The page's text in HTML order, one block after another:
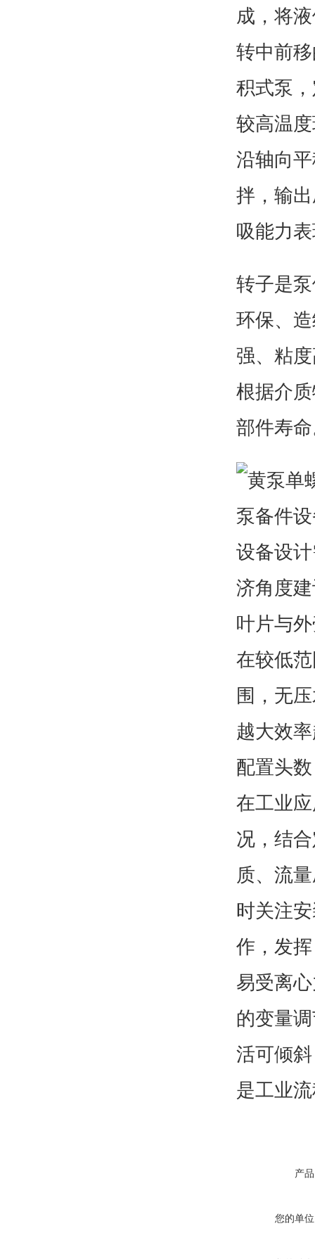
成，将
转中前
积式泵
较高温
沿轴向
拌，输
吸能力
转子是
环保、
强、粘
根据介
部件寿
设备设
济角度
叶片与
在较低
围，无
越大效
配置头
在工业
况，结
质、流
时关注
作，发
易受离
的变量
活可倾
是工业
产
您的单